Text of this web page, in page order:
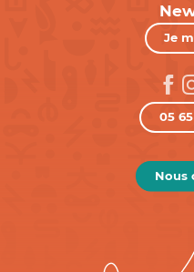
Je
05
Nous